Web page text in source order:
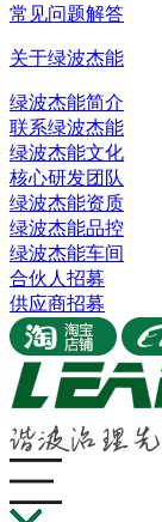
常见问题解答
关于绿波杰能
绿波杰能简介
联系绿波杰能
绿波杰能文化
核心研发团队
绿波杰能资质
绿波杰能品控
绿波杰能车间
合伙人招募
供应商招募